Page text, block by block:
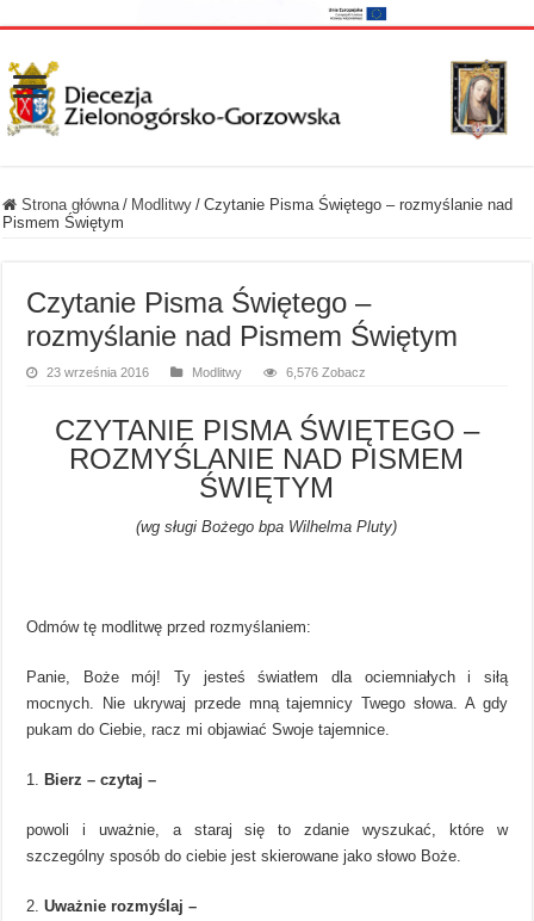
Strona główna / Modlitwy / Czytanie Pisma Świętego – rozmyślanie nad
Pismem Świętym
Czytanie Pisma Świętego –
rozmyślanie nad Pismem Świętym
23 września 2016 Modlitwy 6,576 Zobacz
CZYTANIE PISMA ŚWIĘTEGO –
ROZMYŚLANIE NAD PISMEM
ŚWIĘTYM
(wg sługi Bożego bpa Wilhelma Pluty)
Odmów tę modlitwę przed rozmyślaniem:
Panie, Boże mój! Ty jesteś światłem dla ociemniałych i siłą
mocnych. Nie ukrywaj przede mną tajemnicy Twego słowa. A gdy
pukam do Ciebie, racz mi objawiać Swoje tajemnice.
Bierz – czytaj –
powoli i uważnie, a staraj się to zdanie wyszukać, które w
szczególny sposób do ciebie jest skierowane jako słowo Boże.
Uważnie rozmyślaj –